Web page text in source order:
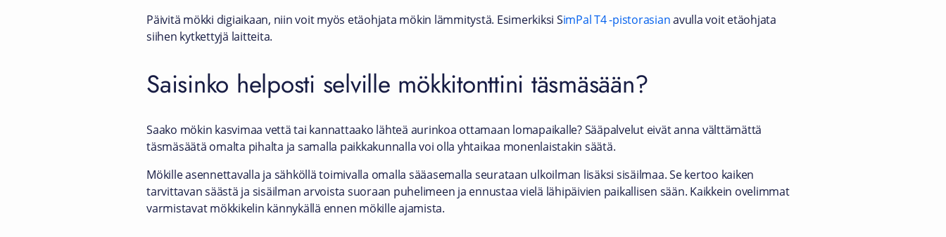
Päivitä mökki digiaikaan, niin voit myös etäohjata mökin lämmitystä. Esimerkiksi SimPal T4 -pistorasianavulla voit etäohjata
siihen kytkettyjä laitteita.
Saisinko helposti selville mökkitonttini täsmäsään?
Saako mökin kasvimaa vettä tai kannattaako lähteä aurinkoa ottamaan lomapaikalle? Sääpalvelut eivät anna välttämättä
täsmäsäätä omalta pihalta ja samalla paikkakunnalla voi olla yhtaikaa monenlaistakin säätä.
Mökille asennettavalla ja sähköllä toimivalla omalla sääasemalla seurataan ulkoilman lisäksi sisäilmaa. Se kertoo kaiken
tarvittavan säästä ja sisäilman arvoista suoraan puhelimeen ja ennustaa vielä lähipäivien paikallisen sään. Kaikkein ovelimmat
varmistavat mökkikelin kännykällä ennen mökille ajamista.